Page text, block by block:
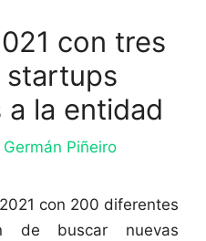
con tres
startups
la entidad
Germán Piñeiro
con 200 diferentes
buscar nuevas